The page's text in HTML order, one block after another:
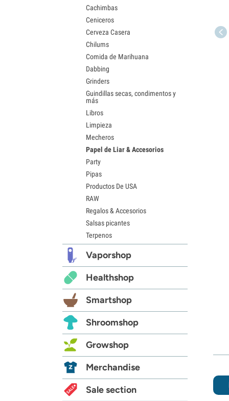
Cachimbas
Ceniceros
Cerveza Casera
Chilums
Comida de Marihuana
Dabbing
Grinders
Guindillas secas, condimentos y
más
Libros
Limpieza
Mecheros
Papel de Liar & Accesorios
Party
Pipas
Productos De USA
RAW
Regalos & Accesorios
Salsas picantes
Terpenos
Vaporshop
Healthshop
Smartshop
Shroomshop
Growshop
Merchandise
Sale section